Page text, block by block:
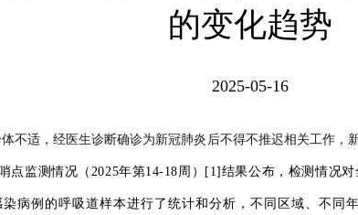
的变化趋势
2025-05-16
不适，经医生诊断确诊为新冠肺炎后不得不推迟相关工作，
点监测情况（2025年第14-18周）[1]结果公布，检测情况
病例的呼吸道样本进行了统计和分析，不同区域、不同